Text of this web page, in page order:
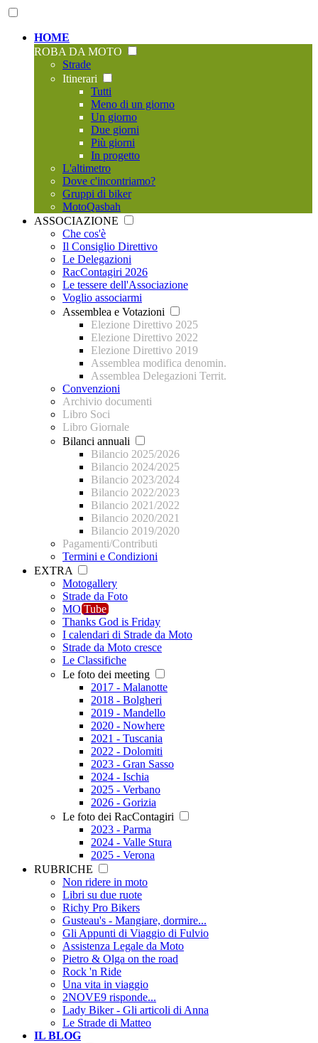
HOME
ROBA DA MOTO
Strade
Itinerari
Tutti
Meno di un giorno
Un giorno
Due giorni
Più giorni
In progetto
L'altimetro
Dove c'incontriamo?
Gruppi di biker
MotoQasbah
ASSOCIAZIONE
Che cos'è
Il Consiglio Direttivo
Le Delegazioni
RacContagiri 2026
Le tessere dell'Associazione
Voglio associarmi
Assemblea e Votazioni
Elezione Direttivo 2025
Elezione Direttivo 2022
Elezione Direttivo 2019
Assemblea modifica denomin.
Assemblea Delegazioni Territ.
Convenzioni
Archivio documenti
Libro Soci
Libro Giornale
Bilanci annuali
Bilancio 2025/2026
Bilancio 2024/2025
Bilancio 2023/2024
Bilancio 2022/2023
Bilancio 2021/2022
Bilancio 2020/2021
Bilancio 2019/2020
Pagamenti/Contributi
Termini e Condizioni
EXTRA
Motogallery
Strade da Foto
MO Tube
Thanks God is Friday
I calendari di Strade da Moto
Strade da Moto cresce
Le Classifiche
Le foto dei meeting
2017 - Malanotte
2018 - Bolgheri
2019 - Mandello
2020 - Nowhere
2021 - Tuscania
2022 - Dolomiti
2023 - Gran Sasso
2024 - Ischia
2025 - Verbano
2026 - Gorizia
Le foto dei RacContagiri
2023 - Parma
2024 - Valle Stura
2025 - Verona
RUBRICHE
Non ridere in moto
Libri su due ruote
Richy Pro Bikers
Gusteau's - Mangiare, dormire...
Gli Appunti di Viaggio di Fulvio
Assistenza Legale da Moto
Pietro & Olga on the road
Rock 'n Ride
Una vita in viaggio
2NOVE9 risponde...
Lady Biker - Gli articoli di Anna
Le Strade di Matteo
IL BLOG